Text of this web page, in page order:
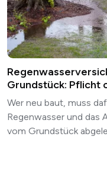
Grundstück: Pflicht
Wer neu baut, muss
Regenwasser und das
vom Grundstück